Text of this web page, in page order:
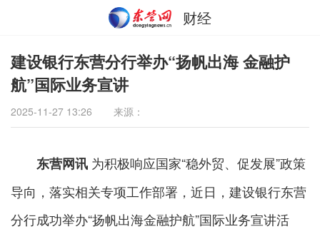
财经
建设银行东营分行举办“扬帆出海 金融护
航”国际业务宣讲
2025-11-27 13:26 来源：
东营网讯 为积极响应国家“稳外贸、促发展”政策
导向，落实相关专项工作部署，近日，建设银行东营
分行成功举办“扬帆出海金融护航”国际业务宣讲活